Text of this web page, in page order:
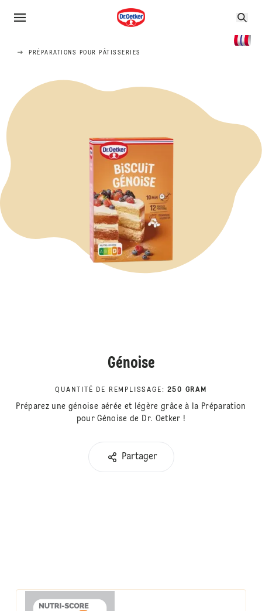
PRÉPARATIONS POUR PÂTISSERIES
Génoise
QUANTITÉ DE REMPLISSAGE : 250 GRAM
Préparez une génoise aérée et légère grâce à la Préparation
pour Génoise de Dr. Oetker !
Partager